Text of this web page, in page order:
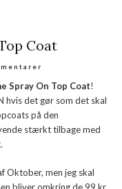
Coat
Spray On Top Coat!
hvis det gør som det skal
på den
stærkt tilbage med
Oktober, men jeg skal